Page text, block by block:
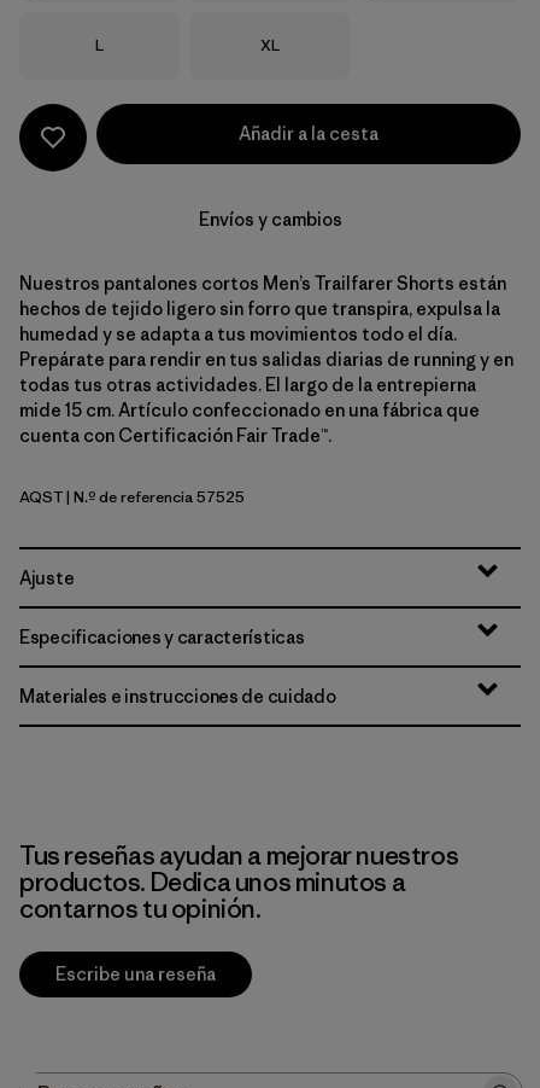
Talla
L Talla
XL
Añadir a la cesta
Envíos y cambios
Nuestros pantalones cortos Men’s Trailfarer Shorts están
hechos de tejido ligero sin forro que transpira, expulsa la
humedad y se adapta a tus movimientos todo el día.
Prepárate para rendir en tus salidas diarias de running y en
todas tus otras actividades. El largo de la entrepierna
mide 15 cm. Artículo confeccionado en una fábrica que
cuenta con Certificación Fair Trade™.
Aqua Stone
AQST| N.º de referencia 57525
Ajuste
Especificaciones y características
Materiales e instrucciones de cuidado
Tus reseñas ayudan a mejorar nuestros
productos. Dedica unos minutos a
contarnos tu opinión.
Escribe una reseña